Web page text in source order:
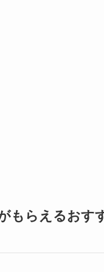
もらえるおす